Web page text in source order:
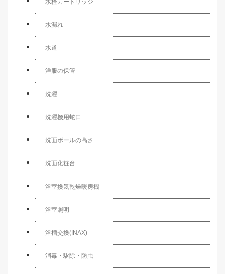
水漏れ
水道
洋服の保管
洗濯
洗濯機用蛇口
洗面ボールの高さ
洗面化粧台
浴室換気乾燥暖房機
浴室照明
浴槽交換(INAX)
消毒・駆除・防虫